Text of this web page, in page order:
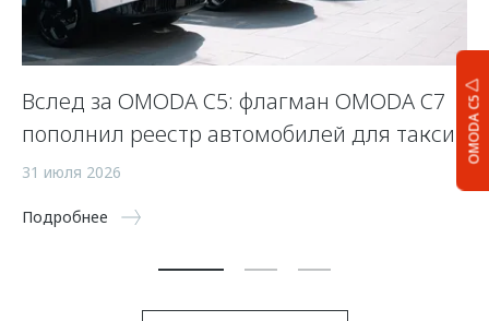
OMODA C5
Вслед за OMODA C5: флагман OMODA C7
пополнил реестр автомобилей для такси
31 июля 2026
Подробнее